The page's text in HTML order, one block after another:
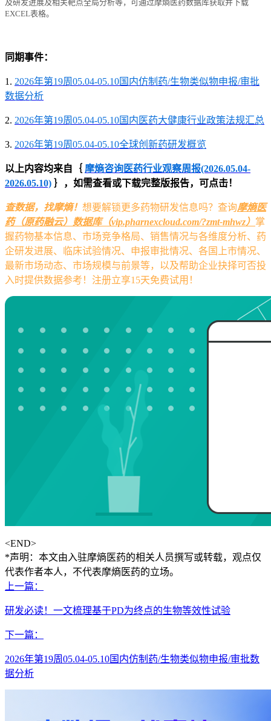
及研发进展及相关靶点全局分析等，可通过摩熵医药数据库获取并下载
EXCEL表格。
同期事件：
1. 2026年第19周05.04-05.10国内仿制药/生物类似物申报/审批
数据分析
2. 2026年第19周05.04-05.10国内医药大健康行业政策法规汇总
3. 2026年第19周05.04-05.10全球创新药研发概览
以上内容均来自｛ 摩熵咨询医药行业观察周报(2026.05.04-
2026.05.10) ｝，如需查看或下载完整版报告，可点击！
查数据，找摩熵！ 想要解锁更多药物研发信息吗？查询摩熵医
药（原药融云）数据库（vip.pharnexcloud.com/?zmt-mhwz） 掌
握药物基本信息、市场竞争格局、销售情况与各维度分析、药
企研发进展、临床试验情况、申报审批情况、各国上市情况、
最新市场动态、市场规模与前景等，以及帮助企业抉择可否投
入时提供数据参考！注册立享15天免费试用！
<END>
*声明：本文由入驻摩熵医药的相关人员撰写或转载，观点仅
代表作者本人，不代表摩熵医药的立场。
上一篇：
研发必读！一文梳理基于PD为终点的生物等效性试验
下一篇：
2026年第19周05.04-05.10国内仿制药/生物类似物申报/审批数
据分析